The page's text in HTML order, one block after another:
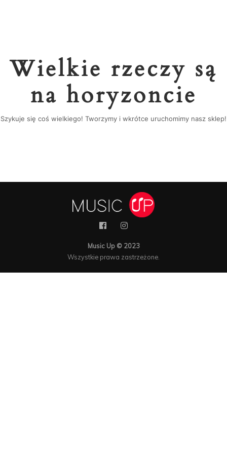
Wielkie rzeczy są
na horyzoncie
Szykuje się coś wielkiego! Tworzymy i wkrótce uruchomimy nasz sklep!
Music Up © 2023
Wszystkie prawa zastrzeżone.